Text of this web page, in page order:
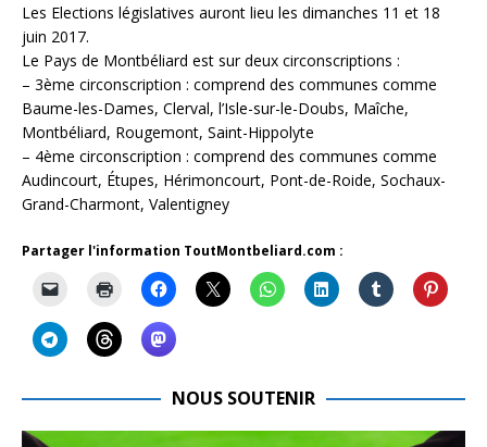
Les Elections législatives auront lieu les dimanches 11 et 18
juin 2017.
Le Pays de Montbéliard est sur deux circonscriptions :
– 3ème circonscription : comprend des communes comme
Baume-les-Dames, Clerval, l’Isle-sur-le-Doubs, Maîche,
Montbéliard, Rougemont, Saint-Hippolyte
– 4ème circonscription : comprend des communes comme
Audincourt, Étupes, Hérimoncourt, Pont-de-Roide, Sochaux-
Grand-Charmont, Valentigney
Partager l'information ToutMontbeliard.com :
NOUS SOUTENIR